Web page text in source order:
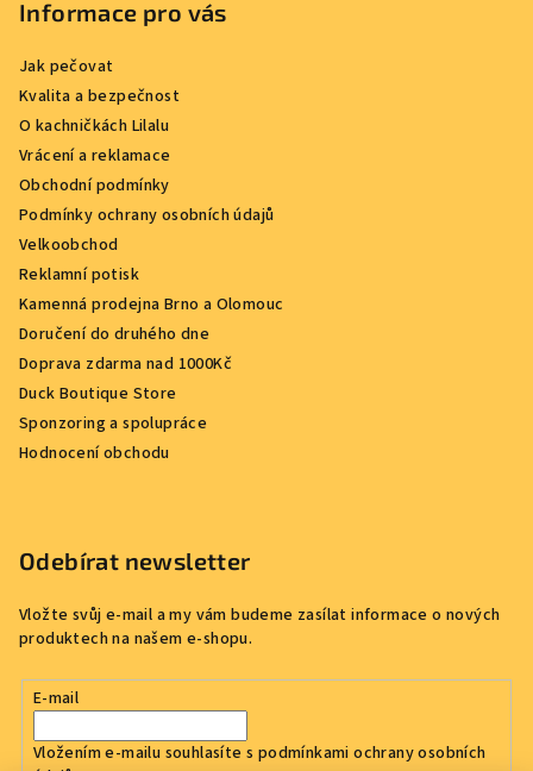
Informace pro vás
Jak pečovat
Kvalita a bezpečnost
O kachničkách Lilalu
Vrácení a reklamace
Obchodní podmínky
Podmínky ochrany osobních údajů
Velkoobchod
Reklamní potisk
Kamenná prodejna Brno a Olomouc
Doručení do druhého dne
Doprava zdarma nad 1000Kč
Duck Boutique Store
Sponzoring a spolupráce
Hodnocení obchodu
Odebírat newsletter
Vložte svůj e-mail a my vám budeme zasílat informace o nových
produktech na našem e-shopu.
E-mail
Vložením e-mailu souhlasíte s podmínkami ochrany osobních